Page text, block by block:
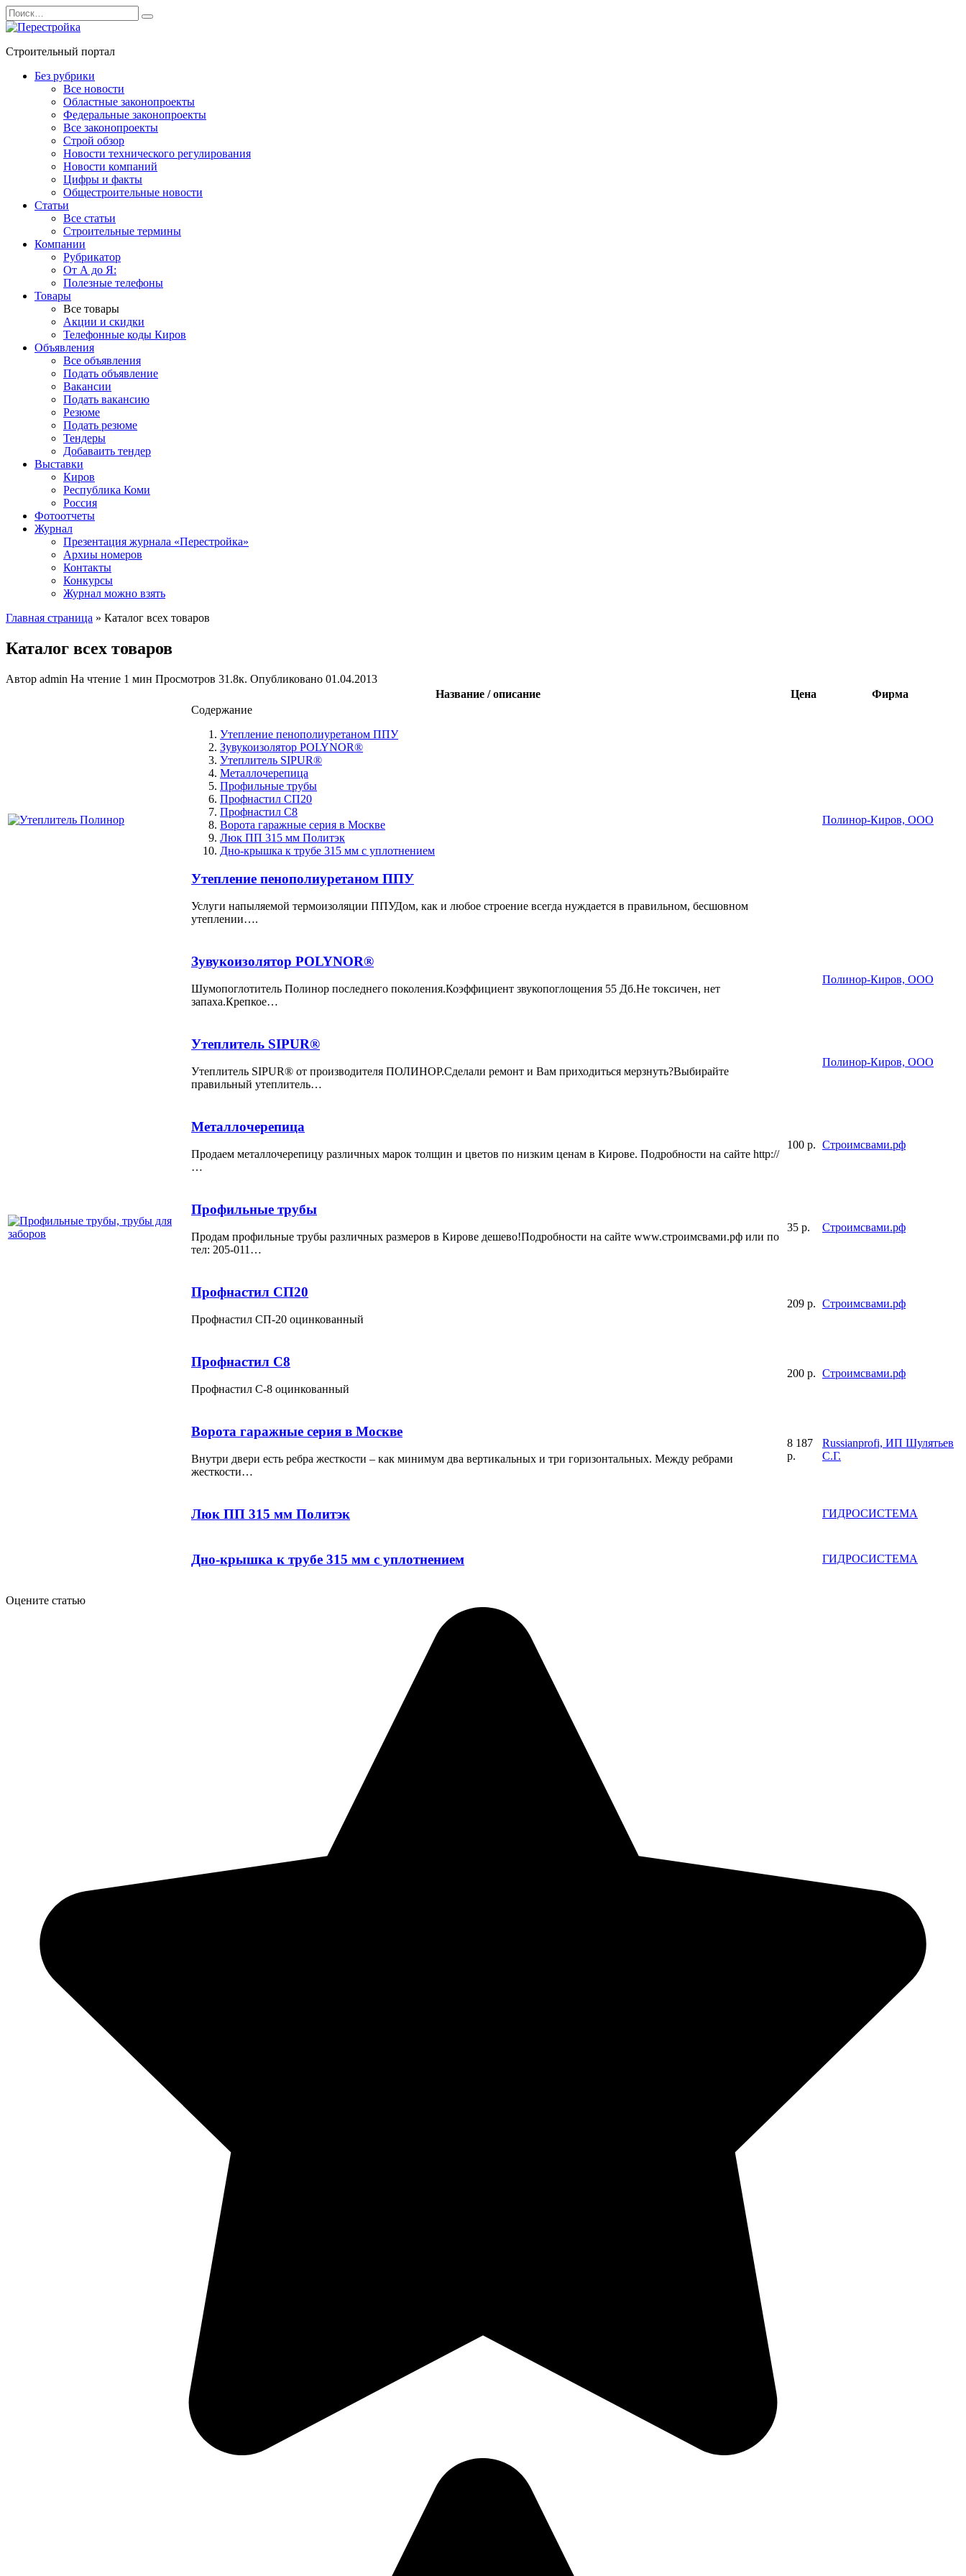
Перейти
к
содержанию
Search
for:
Строительный портал
Без рубрики
Все новости
Областные законопроекты
Федеральные законопроекты
Все законопроекты
Строй обзор
Новости технического регулирования
Новости компаний
Цифры и факты
Общестроительные новости
Статьи
Все статьи
Строительные термины
Компании
Рубрикатор
От А до Я:
Полезные телефоны
Товары
Все товары
Акции и скидки
Телефонные коды Киров
Объявления
Все объявления
Подать объявление
Вакансии
Подать вакансию
Резюме
Подать резюме
Тендеры
Добаваить тендер
Выставки
Киров
Республика Коми
Россия
Фотоотчеты
Журнал
Презентация журнала «Перестройка»
Архиы номеров
Контакты
Конкурсы
Журнал можно взять
Главная страница » Каталог всех товаров
Каталог всех товаров
Автор admin На чтение 1 мин Просмотров 31.8к. Опубликовано 01.04.2013
Название / описание
Цена
Фирма
Содержание
Утепление пенополиуретаном ППУ
Зувукоизолятор POLYNOR®
Утеплитель SIPUR®
Металлочерепица
Профильные трубы
Профнастил СП20
Профнастил С8
Ворота гаражные серия в Москве
Люк ПП 315 мм Политэк
Дно-крышка к трубе 315 мм с уплотнением
Утепление пенополиуретаном ППУ
Услуги напыляемой термоизоляции ППУДом, как и любое строение всегда нуждается в правильном, бесшовном
утеплении….
Полинор-Киров, ООО
Зувукоизолятор POLYNOR®
Шумопоглотитель Полинор последнего поколения.Коэффициент звукопоглощения 55 Дб.Не токсичен, нет
запаха.Крепкое…
Полинор-Киров, ООО
Утеплитель SIPUR®
Утеплитель SIPUR® от производителя ПОЛИНОР.Сделали ремонт и Вам приходиться мерзнуть?Выбирайте
правильный утеплитель…
Полинор-Киров, ООО
Металлочерепица
Продаем металлочерепицу различных марок толщин и цветов по низким ценам в Кирове. Подробности на сайте http://
…
100 р. Строимсвами.рф
Профильные трубы
Продам профильные трубы различных размеров в Кирове дешево!Подробности на сайте www.строимсвами.рф или по
тел: 205-011…
35 р. Строимсвами.рф
Профнастил СП20
Профнастил СП-20 оцинкованный
209 р. Строимсвами.рф
Профнастил С8
Профнастил С-8 оцинкованный
200 р. Строимсвами.рф
Ворота гаражные серия в Москве
Внутри двери есть ребра жесткости – как минимум два вертикальных и три горизонтальных. Между ребрами
жесткости…
8 187
р.
Russianprofi, ИП Шулятьев
С.Г.
Люк ПП 315 мм Политэк ГИДРОСИСТЕМА
Дно-крышка к трубе 315 мм с уплотнением ГИДРОСИСТЕМА
Оцените статью